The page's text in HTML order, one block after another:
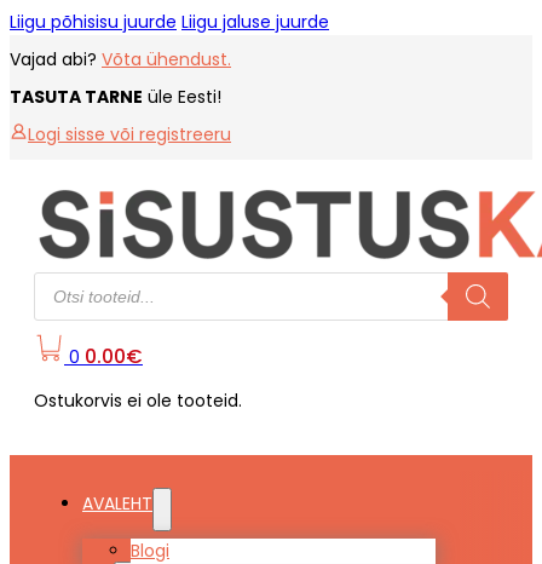
Liigu põhisisu juurde Liigu jaluse juurde
Vajad abi? Võta ühendust.
TASUTA TARNE üle Eesti!
Logi sisse või registreeru
Products
search
0 0.00€
Ostukorvis ei ole tooteid.
AVALEHT
Blogi